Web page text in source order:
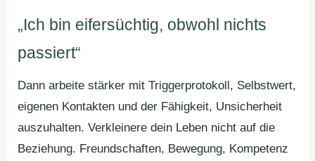
„Ich bin eifersüchtig, obwohl nichts
passiert“
Dann arbeite stärker mit Triggerprotokoll, Selbstwert,
eigenen Kontakten und der Fähigkeit, Unsicherheit
auszuhalten. Verkleinere dein Leben nicht auf die
Beziehung. Freundschaften, Bewegung, Kompetenz